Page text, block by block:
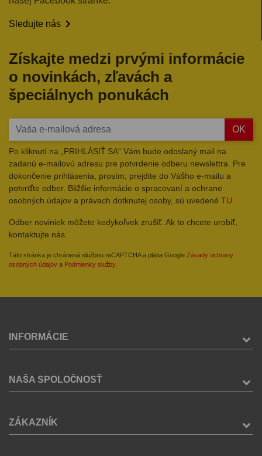
Sledujte nás 
Získajte medzi prvými informácie
o novinkách, zľavách a
špeciálnych ponukách
OK
Po kliknutí na „PRIHLÁSIŤ SA“ Vám bude odoslaný mail na
zadanú e-mailovú adresu pre potvrdenie odberu newslettra. Pre
dokončenie prihlásenia, prosím, prejdite do Vášho e-mailu a
potvrďte odber. Bližšie informácie o spracovaní a ochrane
osobných údajov a právach dotknutej osoby, sú uvedené TU
Odber noviniek môžete kedykoľvek zrušiť. Ak to chcete urobiť,
kontaktujte nás.
Táto stránka je chránená službou reCAPTCHA a platia Google Zásady ochrany
osobných údajov a Podmienky služby.
INFORMÁCIE
NAŠA SPOLOČNOSŤ
ZÁKAZNÍK